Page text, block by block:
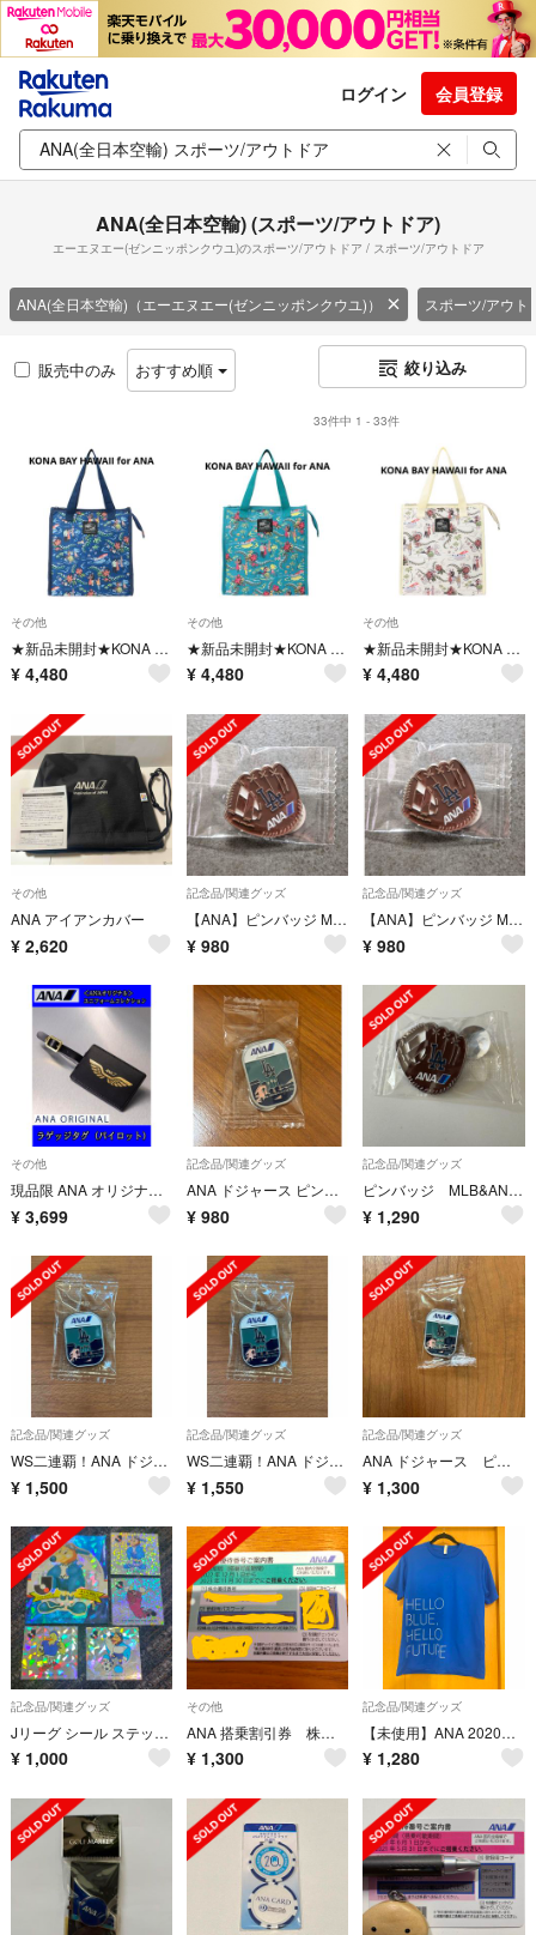
ログイン 会員登録
ANA(全日本空輸) (スポーツ/アウトドア)
エーエヌエー(ゼンニッポンクウユ)のスポーツ/アウトドア / スポーツ/アウトドア
ANA(全日本空輸)（エーエヌエー(ゼンニッポンクウユ)） スポーツ/アウト
販売中のみ おすすめ順 絞り込み
33件中 1 - 33件
その他
★新品未開封★KONA BAY HAWAII for ANA クーラートート
¥ 4,480
その他
★新品未開封★KONA BAY HAWAII for ANA クーラートート
¥ 4,480
その他
★新品未開封★KONA BAY HAWAII for ANA クーラートート
¥ 4,480
その他
ANA アイアンカバー
¥ 2,620
記念品/関連グッズ
【ANA】ピンバッジ MLB＆ANAコラボ ※非売品※
¥ 980
記念品/関連グッズ
【ANA】ピンバッジ MLB＆ANAコラボ ※非売品※
¥ 980
その他
現品限 ANA オリジナル ラゲッジタグ ユニフォームコレクション（パイロット）
¥ 3,699
記念品/関連グッズ
ANA ドジャース ピンバッジ
¥ 980
記念品/関連グッズ
ピンバッジ MLB&ANAコラボ
¥ 1,290
記念品/関連グッズ
WS二連覇！ANA ドジャース コラボ ピンバッジ
¥ 1,500
記念品/関連グッズ
WS二連覇！ANA ドジャース ピンバッジ1
¥ 1,550
記念品/関連グッズ
ANA ドジャース ピンバッジ
¥ 1,300
記念品/関連グッズ
Jリーグ シール ステッカー 5枚
¥ 1,000
その他
ANA 搭乗割引券 株主優待
¥ 1,300
記念品/関連グッズ
【未使用】ANA 2020オリンピックオリジナルTシャツ
¥ 1,280